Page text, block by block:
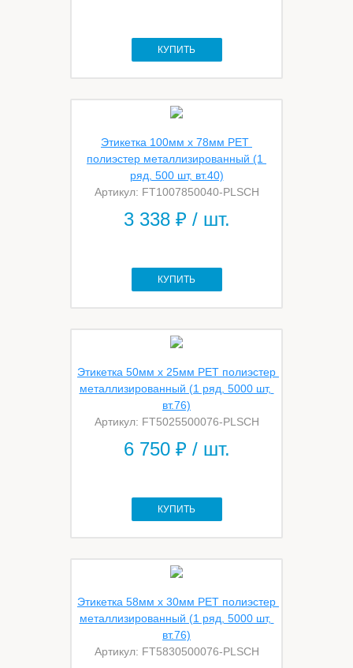
КУПИТЬ
Этикетка 100мм х 78мм PET
полиэстер металлизированный (1
ряд, 500 шт, вт.40)
Артикул: FT1007850040-PLSCH
3 338₽ / шт.
КУПИТЬ
Этикетка 50мм х 25мм PET полиэстер
металлизированный (1 ряд, 5000 шт,
вт.76)
Артикул: FT5025500076-PLSCH
6 750₽ / шт.
КУПИТЬ
Этикетка 58мм х 30мм PET полиэстер
металлизированный (1 ряд, 5000 шт,
вт.76)
Артикул: FT5830500076-PLSCH